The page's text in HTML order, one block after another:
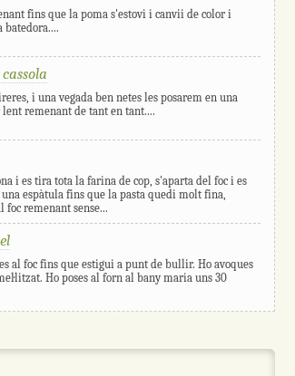
fins que la poma s'estovi i canvii de color i
i una vegada ben netes les posarem en una
lent remenant de tant en tant....
i es tira tota la farina de cop, s'aparta del foc i es
espàtula fins que la pasta quedi molt fina,
foc remenant sense...
al foc fins que estigui a punt de bullir. Ho avoques
Ho poses al forn al bany maria uns 30